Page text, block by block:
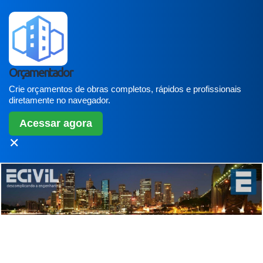
Orçamentador
Crie orçamentos de obras completos, rápidos e profissionais
diretamente no navegador.
Acessar agora
✕